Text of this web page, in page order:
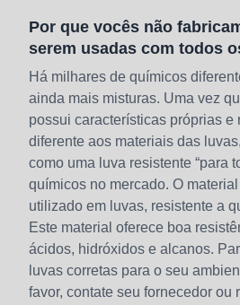
Por que vocês não
serem usadas com todos
Há milhares de químicos
ainda mais misturas. Uma vez
possui características próprias e
diferente aos materiais das
como uma luva resistente “para
químicos no mercado. O
utilizado em luvas, resistente a
Este material oferece boa
ácidos, hidróxidos e alcanos.
luvas corretas para o seu
favor, contate seu fornecedor ou